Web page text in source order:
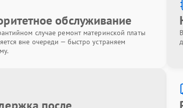
обслуживание
случае ремонт материнской платы
вне очереди — быстро устраняем